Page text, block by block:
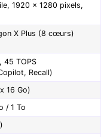
1920 × 1280 pixels,
X Plus (8 cœurs)
45 TOPS
Recall)
16 Go)
/ 1 To